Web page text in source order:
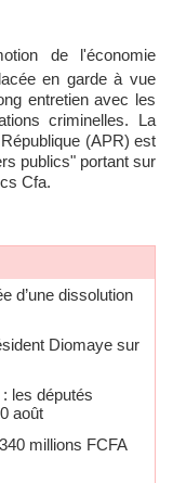
de l'économie
en garde à vue
entretien avec les
criminelles. La
(APR) est
publics" portant sur
Cfa.
d’une dissolution
Diomaye sur
les députés
août
millions FCFA